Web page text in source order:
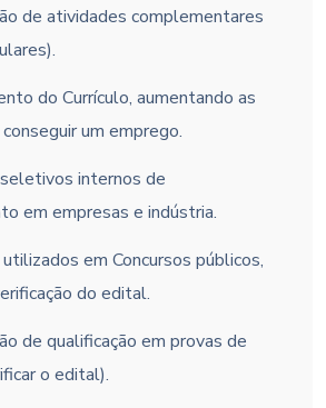
de atividades complementares
do Currículo, aumentando as
um emprego.
internos de
em empresas e indústria.
em Concursos públicos,
do edital.
de qualificação em provas de
o edital).